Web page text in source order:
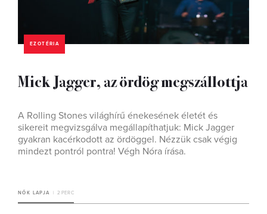
EZOTÉRIA
Mick Jagger, az ördög megszállottja
A Rolling Stones világhírű énekesének életét és
sikereit megvizsgálva megállapíthatjuk: Mick Jagger
gyakran kacérkodott az ördöggel. Nézzük csak végig
mindezt pontról pontra! Végh Nóra írása.
NŐK LAPJA 2 PERC